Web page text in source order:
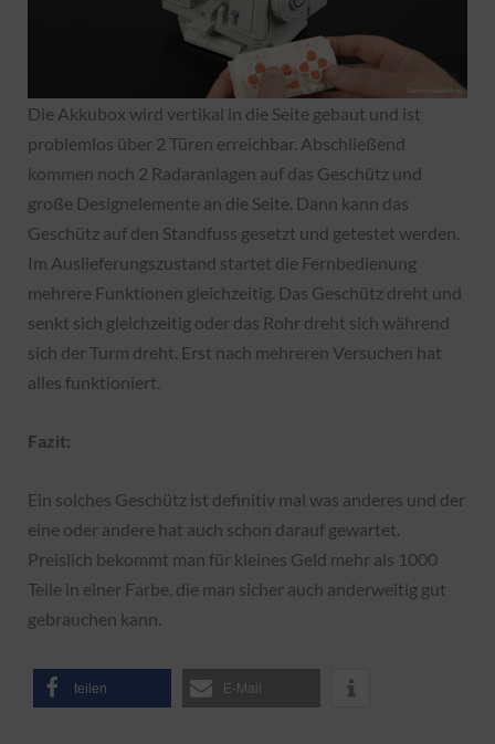
Die Akkubox wird vertikal in die Seite gebaut und ist
problemlos über 2 Türen erreichbar. Abschließend
kommen noch 2 Radaranlagen auf das Geschütz und
große Designelemente an die Seite. Dann kann das
Geschütz auf den Standfuss gesetzt und getestet werden.
Im Auslieferungszustand startet die Fernbedienung
mehrere Funktionen gleichzeitig. Das Geschütz dreht und
senkt sich gleichzeitig oder das Rohr dreht sich während
sich der Turm dreht. Erst nach mehreren Versuchen hat
alles funktioniert.
Fazit:
Ein solches Geschütz ist definitiv mal was anderes und der
eine oder andere hat auch schon darauf gewartet.
Preislich bekommt man für kleines Geld mehr als 1000
Teile in einer Farbe, die man sicher auch anderweitig gut
gebrauchen kann.
teilen E-Mail